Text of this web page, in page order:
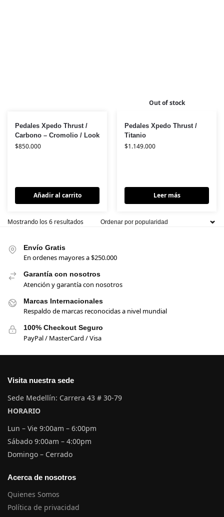
Pedales Xpedo Thrust /
Carbono – Cromolio / Look
$850.000
Añadir al carrito
Out of stock
Pedales Xpedo Thrust /
Titanio
$1.149.000
Leer más
Mostrando los 6 resultados
Envío Gratis
En ordenes mayores a $250.000
Garantía con nosotros
Atención y garantía con nosotros
Marcas Internacionales
Respaldo de marcas reconocidas a nivel mundial
100% Checkout Seguro
PayPal / MasterCard / Visa
Visita nuestra sede
Sede Medellín: Carrera 43 # 30-79
HORARIO
Lun – Vie 9:00am – 6:00pm
Sábado 9:00am – 4:00pm
Domingo – Cerrado
Acerca de nosotros
Quienes Somos
Política de privacidad